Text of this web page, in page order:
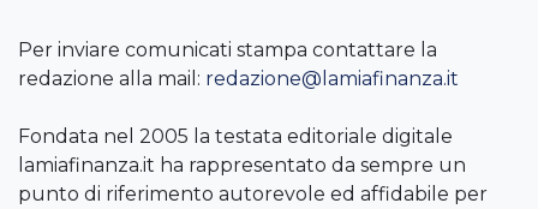
Per inviare comunicati stampa contattare la
redazione alla mail: redazione@lamiafinanza.it
Fondata nel 2005 la testata editoriale digitale
lamiafinanza.it ha rappresentato da sempre un
punto di riferimento autorevole ed affidabile per